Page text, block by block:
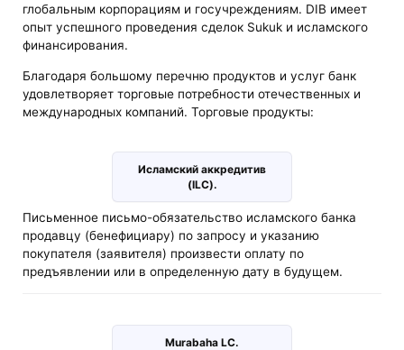
глобальным корпорациям и госучреждениям. DIB имеет
опыт успешного проведения сделок Sukuk и исламского
финансирования.
Благодаря большому перечню продуктов и услуг банк
удовлетворяет торговые потребности отечественных и
международных компаний. Торговые продукты:
Исламский аккредитив
(ILC).
Письменное письмо-обязательство исламского банка
продавцу (бенефициару) по запросу и указанию
покупателя (заявителя) произвести оплату по
предъявлении или в определенную дату в будущем.
Murabaha LC.